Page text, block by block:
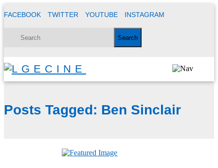
FACEBOOK TWITTER YOUTUBE INSTAGRAM
Posts Tagged: Ben Sinclair